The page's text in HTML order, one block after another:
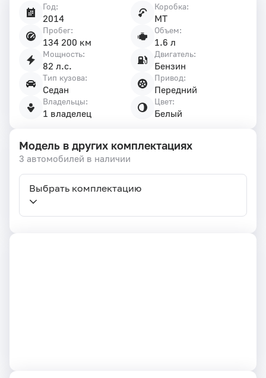
Год:
2014
Коробка:
MT
Пробег:
134 200 км
Объем:
1.6 л
Мощность:
82 л.с.
Двигатель:
Бензин
Тип кузова:
Седан
Привод:
Передний
Владельцы:
1 владелец
Цвет:
Белый
Модель в других комплектациях
3 автомобилей в наличии
Выбрать комплектацию